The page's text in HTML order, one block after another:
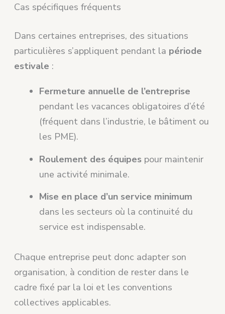
Cas spécifiques fréquents
Dans certaines entreprises, des situations
particulières s’appliquent pendant la période
estivale :
Fermeture annuelle de l’entreprise
pendant les vacances obligatoires d’été
(fréquent dans l’industrie, le bâtiment ou
les PME).
Roulement des équipes pour maintenir
une activité minimale.
Mise en place d’un service minimum
dans les secteurs où la continuité du
service est indispensable.
Chaque entreprise peut donc adapter son
organisation, à condition de rester dans le
cadre fixé par la loi et les conventions
collectives applicables.